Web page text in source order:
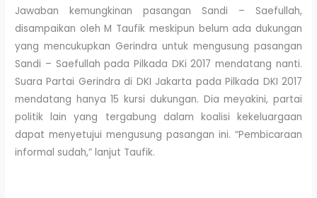
Jawaban kemungkinan pasangan Sandi – Saefullah,
disampaikan oleh M Taufik meskipun belum ada dukungan
yang mencukupkan Gerindra untuk mengusung pasangan
Sandi – Saefullah pada Pilkada DKi 2017 mendatang nanti.
Suara Partai Gerindra di DKI Jakarta pada Pilkada DKI 2017
mendatang hanya 15 kursi dukungan. Dia meyakini, partai
politik lain yang tergabung dalam koalisi kekeluargaan
dapat menyetujui mengusung pasangan ini. “Pembicaraan
informal sudah,” lanjut Taufik.